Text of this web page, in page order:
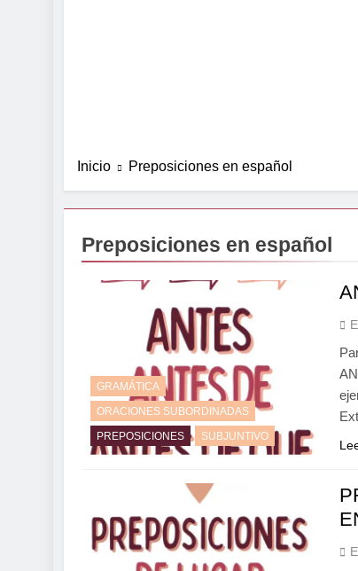
Inicio Preposiciones en español
Preposiciones en español
GRAMÁTICA
ORACIONES SUBORDINADAS
PREPOSICIONES
SUBJUNTIVO